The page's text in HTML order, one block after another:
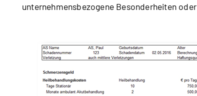
unternehmensbezogene Besonderheiten